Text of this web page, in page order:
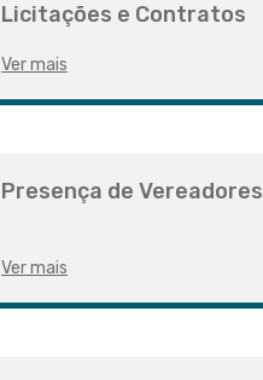
Licitações e Contratos
Ver mais
Presença de Vereadores
Ver mais